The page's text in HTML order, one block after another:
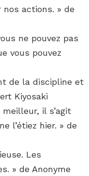
actions. » de
ne pouvez pas
vous pouvez
de la discipline et
Kiyosaki
meilleur, il s’agit
l’étiez hier. » de
Les
» de Anonyme